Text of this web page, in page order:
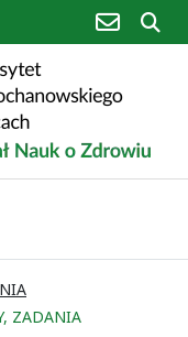
poczta
ZADANIA